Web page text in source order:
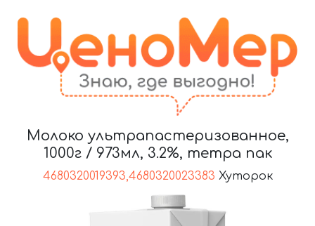
Молоко ультрапастеризованное,
1000г / 973мл, 3.2%, тетра пак
4680320019393,4680320023383 Хуторок